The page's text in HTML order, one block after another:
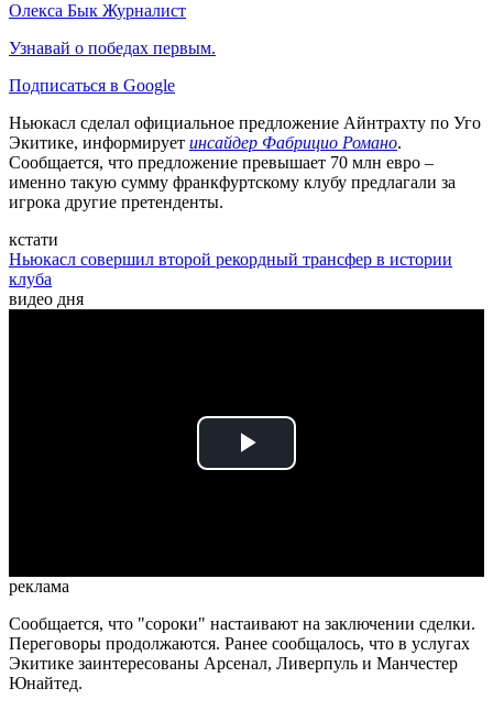
Олекса Бык Журналист
Узнавай о победах первым.
Подписаться в Google
Ньюкасл сделал официальное предложение Айнтрахту по Уго
Экитике, информирует инсайдер Фабрицио Романо.
Сообщается, что предложение превышает 70 млн евро –
именно такую сумму франкфуртскому клубу предлагали за
игрока другие претенденты.
кстати
Ньюкасл совершил второй рекордный трансфер в истории
клуба
видео дня
Play
реклама
Сообщается, что "сороки" настаивают на заключении сделки.
Переговоры продолжаются. Ранее сообщалось, что в услугах
Экитике заинтересованы Арсенал, Ливерпуль и Манчестер
Юнайтед.